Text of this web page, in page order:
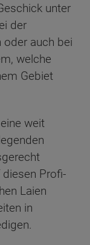
unter
der
oder auch bei
welche
Gebiet
weit
Profi-
Laien
in